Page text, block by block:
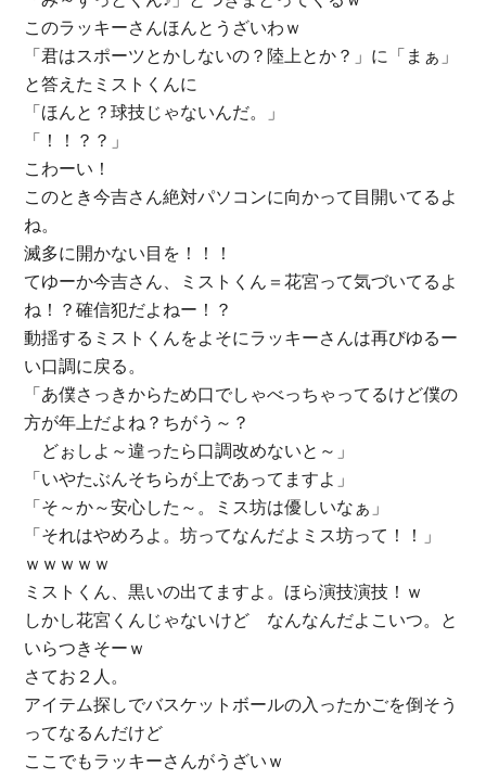
このラッキーさんほんとうざいわｗ
「君はスポーツとかしないの？陸上とか？」に「まぁ」
と答えたミストくんに
「ほんと？球技じゃないんだ。」
「！！？？」
こわーい！
このとき今吉さん絶対パソコンに向かって目開いてるよ
ね。
滅多に開かない目を！！！
てゆーか今吉さん、ミストくん＝花宮って気づいてるよ
ね！？確信犯だよねー！？
動揺するミストくんをよそにラッキーさんは再びゆるー
い口調に戻る。
「あ僕さっきからため口でしゃべっちゃってるけど僕の
方が年上だよね？ちがう～？
どぉしよ～違ったら口調改めないと～」
「いやたぶんそちらが上であってますよ」
「そ～か～安心した～。ミス坊は優しいなぁ」
「それはやめろよ。坊ってなんだよミス坊って！！」
ｗｗｗｗｗ
ミストくん、黒いの出てますよ。ほら演技演技！ｗ
しかし花宮くんじゃないけど なんなんだよこいつ。と
いらつきそーｗ
さてお２人。
アイテム探しでバスケットボールの入ったかごを倒そう
ってなるんだけど
ここでもラッキーさんがうざいｗ